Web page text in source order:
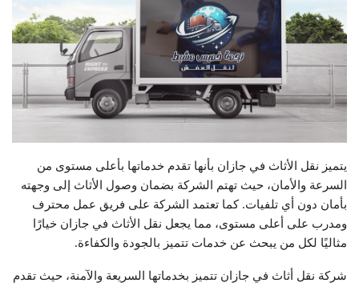
يتميز نقل الأثاث في جازان بأنها تقدم خدماتها بأعلى مستوى من
السرعة والأمان، حيث تهتم الشركة بضمان وصول الأثاث إلى وجهته
بأمان دون أي تلفيات. كما تعتمد الشركة على فريق عمل محترف
ومدرب على أعلى مستوى، مما يجعل نقل الأثاث في جازان خيارًا
مثاليًا لكل من يبحث عن خدمات تتميز بالجودة والكفاءة.
شركة نقل أثاث في جازان تتميز بخدماتها السريعة والآمنة، حيث تقدم